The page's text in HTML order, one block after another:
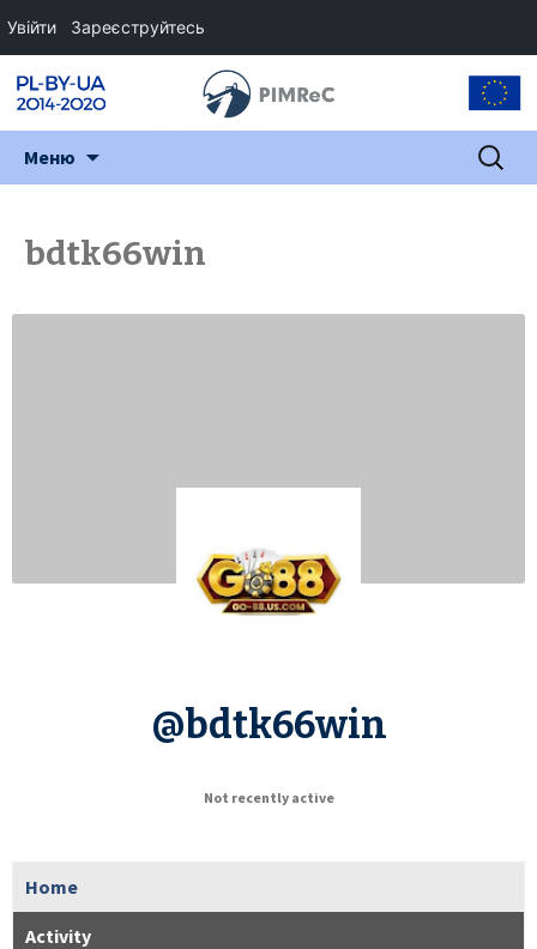
Меню Пошук:
bdtk66win
@bdtk66win
Not recently active
Home
Activity
Увійти Зареєструйтесь